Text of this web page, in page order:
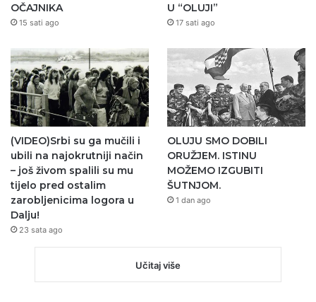
OČAJNIKA
15 sati ago
U “OLUJI”
17 sati ago
(VIDEO)Srbi su ga mučili i
ubili na najokrutniji način
– još živom spalili su mu
tijelo pred ostalim
zarobljenicima logora u
Dalju!
23 sata ago
OLUJU SMO DOBILI
ORUŽJEM. ISTINU
MOŽEMO IZGUBITI
ŠUTNJOM.
1 dan ago
Učitaj više